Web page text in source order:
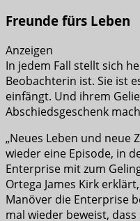
Freunde fürs Leben
Anzeigen
In jedem Fall stellt sich
Beobachterin ist. Sie ist
einfängt. Und ihrem
Abschiedsgeschenk
„Neues Leben und neue
wieder eine Episode, in
Enterprise mit zum
Ortega James Kirk
Manöver die Enterprise
mal wieder beweist,